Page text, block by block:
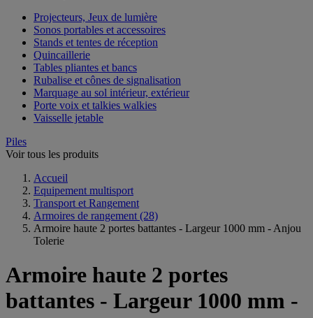
Projecteurs, Jeux de lumière
Sonos portables et accessoires
Stands et tentes de réception
Quincaillerie
Tables pliantes et bancs
Rubalise et cônes de signalisation
Marquage au sol intérieur, extérieur
Porte voix et talkies walkies
Vaisselle jetable
Piles
Voir tous les produits
Accueil
Equipement multisport
Transport et Rangement
Armoires de rangement (28)
Armoire haute 2 portes battantes - Largeur 1000 mm - Anjou
Tolerie
Armoire haute 2 portes
battantes - Largeur 1000 mm -